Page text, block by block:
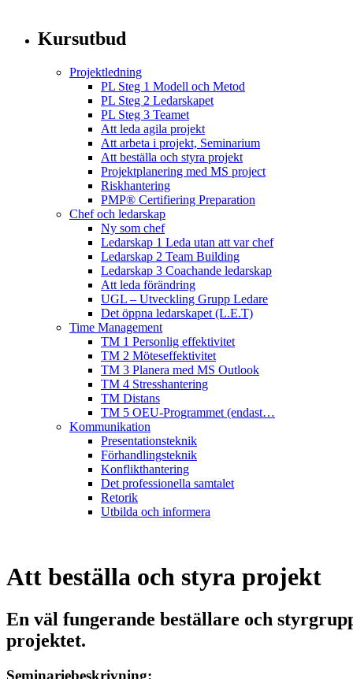
Kursutbud
Projektledning
PL Steg 1 Modell och Metod
PL Steg 2 Ledarskapet
PL Steg 3 Teamet
Att leda agila projekt
Att arbeta i projekt, Seminarium
Att beställa och styra projekt
Projektplanering med MS project
Riskhantering
PMP® Certifiering Preparation
Chef och ledarskap
Ny som chef
Ledarskap 1 Leda utan att var chef
Ledarskap 2 Team Building
Ledarskap 3 Coachande ledarskap
Att leda förändring
UGL – Utveckling Grupp Ledare
Det öppna ledarskapet (L.E.T)
Time Management
TM 1 Personlig effektivitet
TM 2 Möteseffektivitet
TM 3 Planera med MS Outlook
TM 4 Stresshantering
TM Distans
TM 5 OEU-Programmet (endast…
Kommunikation
Presentationsteknik
Förhandlingsteknik
Konflikthantering
Det professionella samtalet
Retorik
Utbilda och informera
Att beställa och styra projekt
En väl fungerande beställare och
projektet.
Seminariebeskrivning: